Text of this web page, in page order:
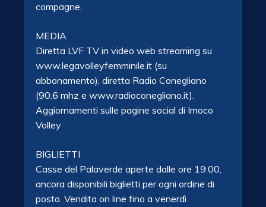
compagne.
MEDIA
Diretta LVF TV in video web streaming su
www.legavolleyfemminile.it (su
abbonamento), diretta Radio Conegliano
(90.6 mhz e www.radioconegliano.it).
Aggiornamenti sulle pagine social di Imoco
Volley
BIGLIETTI
Casse del Palaverde aperte dalle ore 19.00,
ancora disponibili biglietti per ogni ordine di
posto. Vendita on line fino a venerdì